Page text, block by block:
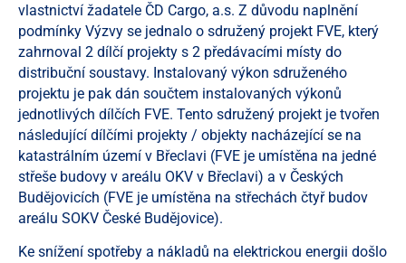
vlastnictví žadatele ČD Cargo, a.s. Z důvodu naplnění
podmínky Výzvy se jednalo o sdružený projekt FVE, který
zahrnoval 2 dílčí projekty s 2 předávacími místy do
distribuční soustavy. Instalovaný výkon sdruženého
projektu je pak dán součtem instalovaných výkonů
jednotlivých dílčích FVE. Tento sdružený projekt je tvořen
následující dílčími projekty / objekty nacházející se na
katastrálním území v Břeclavi (FVE je umístěna na jedné
střeše budovy v areálu OKV v Břeclavi) a v Českých
Budějovicích (FVE je umístěna na střechách čtyř budov
areálu SOKV České Budějovice).
Ke snížení spotřeby a nákladů na elektrickou energii došlo